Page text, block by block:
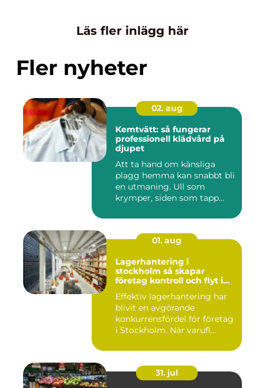
Läs fler inlägg här
Fler nyheter
02. aug
Kemtvätt: så fungerar
professionell klädvård på
djupet
Att ta hand om känsliga
plagg hemma kan snabbt bli
en utmaning. Ull som
krymper, siden som tapp...
01. aug
Lagerhantering i
stockholm så skapar
företag kontroll och flyt i
Effektiv lagerhantering har
blivit en avgörande
konkurrensfördel för företag
i Stockholm. När varufl...
31. jul